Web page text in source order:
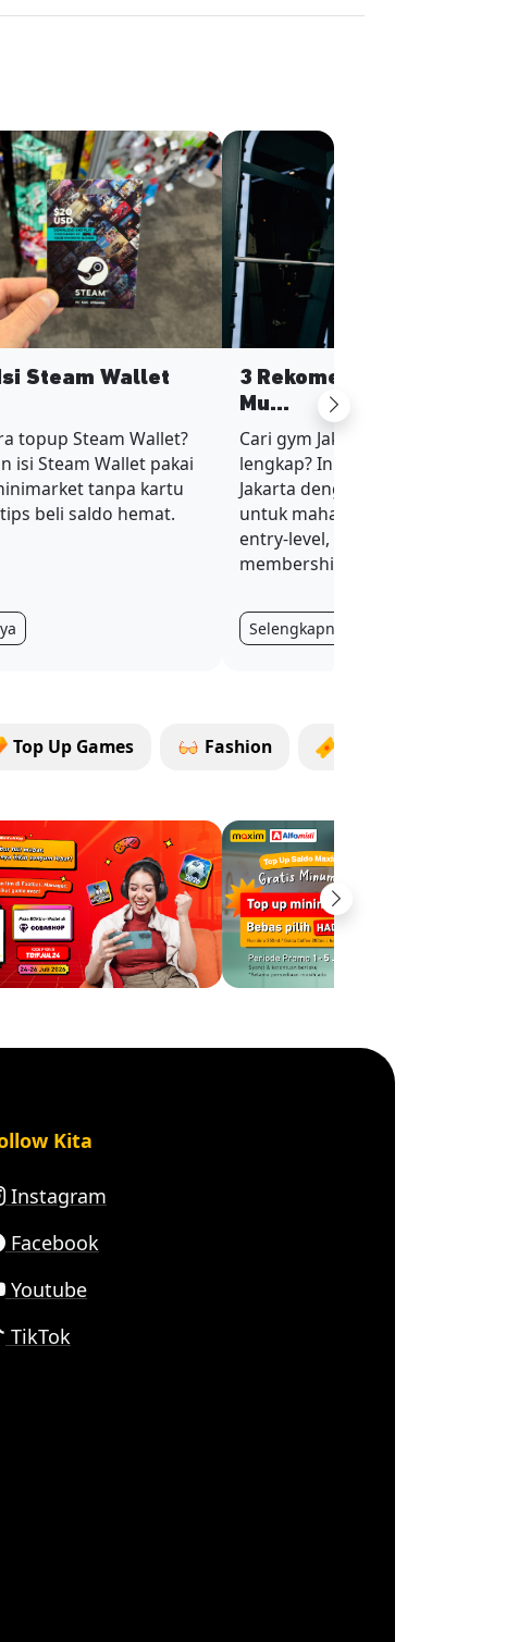
Steam Wallet
topup Steam Wallet?
isi Steam Wallet pakai
tanpa kartu
beli saldo hemat.
3 Rekomendasi Gym
Mu...
Cari gym Jakarta murah tapi
lengkap? Ini 3 rekomendasi
Jakarta dengan harga
untuk mahasiswa dan karyawan
entry-level, plus tips hemat
membership.
Selengkapnya
Next
Top Up Games Fashion
Next
Kita
Instagram
Facebook
Youtube
TikTok